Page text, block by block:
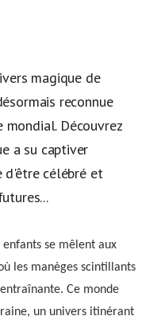
magique de
reconnue
Découvrez
a su captiver
d'être célébré et
se mêlent aux
les manèges scintillants
Ce monde
un univers itinérant